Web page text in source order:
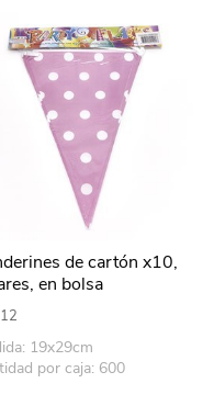
de cartón x10,
en bolsa
19x29cm
por caja: 600